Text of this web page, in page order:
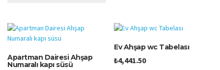
Apartman Dairesi Ahşap
Numaralı kapı süsü
Ev Ahşap wc Tabelası
₺4,441.50